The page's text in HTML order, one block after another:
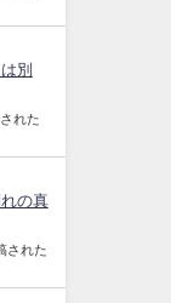
別
れた
の真
された